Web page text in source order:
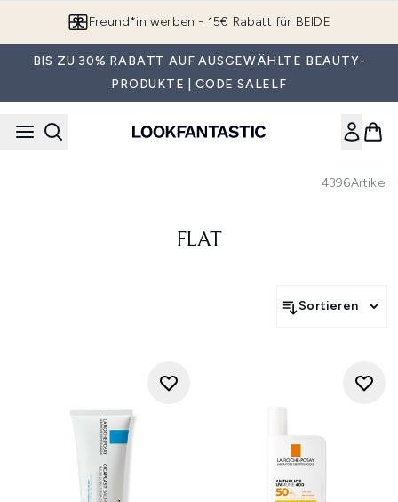
Freund*in werben - 15€ Rabatt für BEIDE
BIS ZU 30% RABATT AUF AUSGEWÄHLTE BEAUTY-
PRODUKTE | CODE SALELF
4396Artikel
FLAT
Sortieren